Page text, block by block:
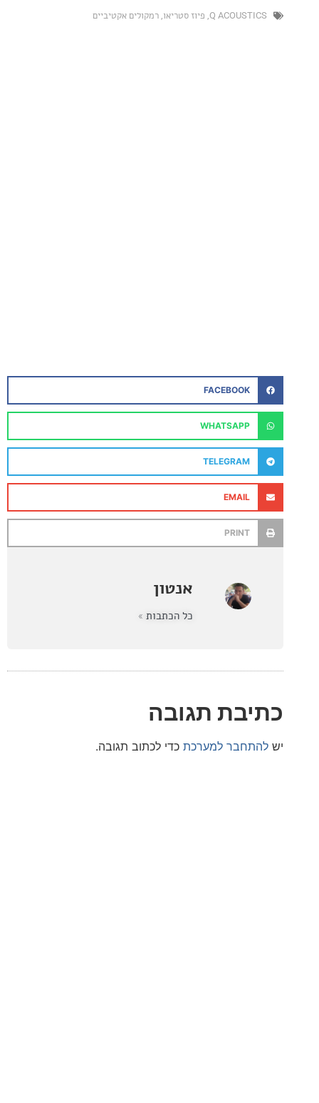
Q פיוז סטריאו,רמקולים אקטיביים
FACEBOOK
WHATSAPP
TELEGRAM
אנטון
תגובה
למערכתכדי לכתוב תגובה.